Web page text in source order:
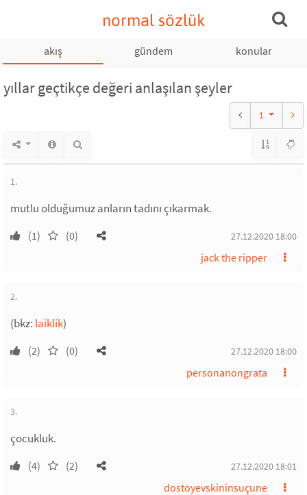
normal sözlük
akış gündem konular
yıllar geçtikçe değeri anlaşılan şeyler
1
1.
mutlu olduğumuz anların tadını çıkarmak.
(1) (0) 27.12.2020 18:00
jack the ripper
2.
(bkz: laiklik)
(2) (0) 27.12.2020 18:00
personanongrata
3.
çocukluk.
(4) (2) 27.12.2020 18:01
dostoyevskininsuçune